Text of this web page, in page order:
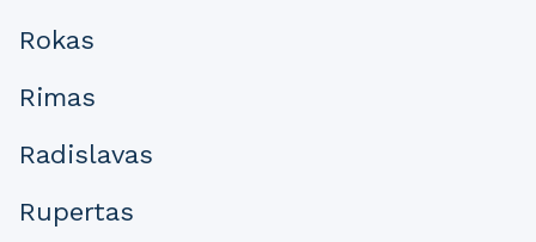
Rokas
Rimas
Radislavas
Rupertas